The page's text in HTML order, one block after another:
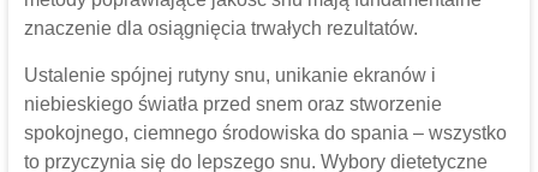
znaczenie dla osiągnięcia trwałych rezultatów.
Ustalenie spójnej rutyny snu, unikanie ekranów i
niebieskiego światła przed snem oraz stworzenie
spokojnego, ciemnego środowiska do spania – wszystko
to przyczynia się do lepszego snu. Wybory dietetyczne